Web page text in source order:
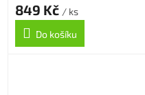
849 Kč / ks
Do košíku